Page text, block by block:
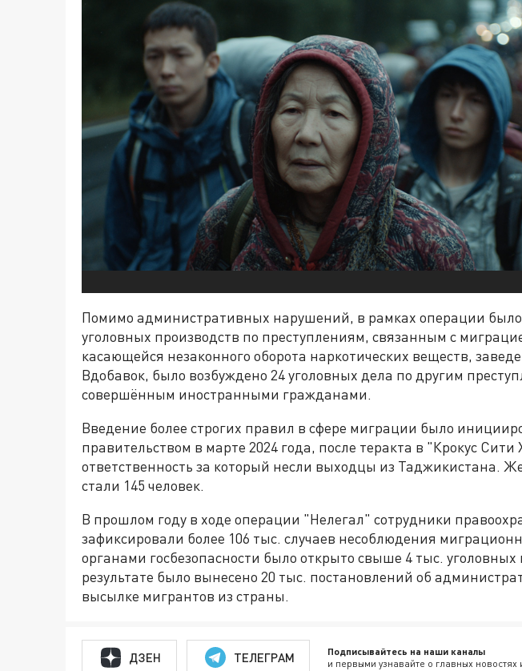
Помимо административных нарушений, в рамках операции было
уголовных производств по преступлениям, связанным с
касающейся незаконного оборота наркотических веществ,
Вдобавок, было возбуждено 24 уголовных дела по другим
совершённым иностранными гражданами.
Введение более строгих правил в сфере миграции было
правительством в марте 2024 года, после теракта в "Крокус Сити
ответственность за который несли выходцы из Таджикистана.
стали 145 человек.
В прошлом году в ходе операции "Нелегал" сотрудники
зафиксировали более 106 тыс. случаев несоблюдения
органами госбезопасности было открыто свыше 4 тыс. уголовных
результате было вынесено 20 тыс. постановлений об
высылке мигрантов из страны.
ДЗЕН ТЕЛЕГРАМ Подписывайтесь на наши каналы
и первыми узнавайте о главных